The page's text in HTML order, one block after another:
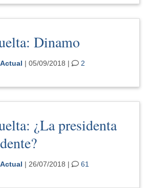
Dinamo
| 05/09/2018 |
2
¿La presidenta
| 26/07/2018 |
61